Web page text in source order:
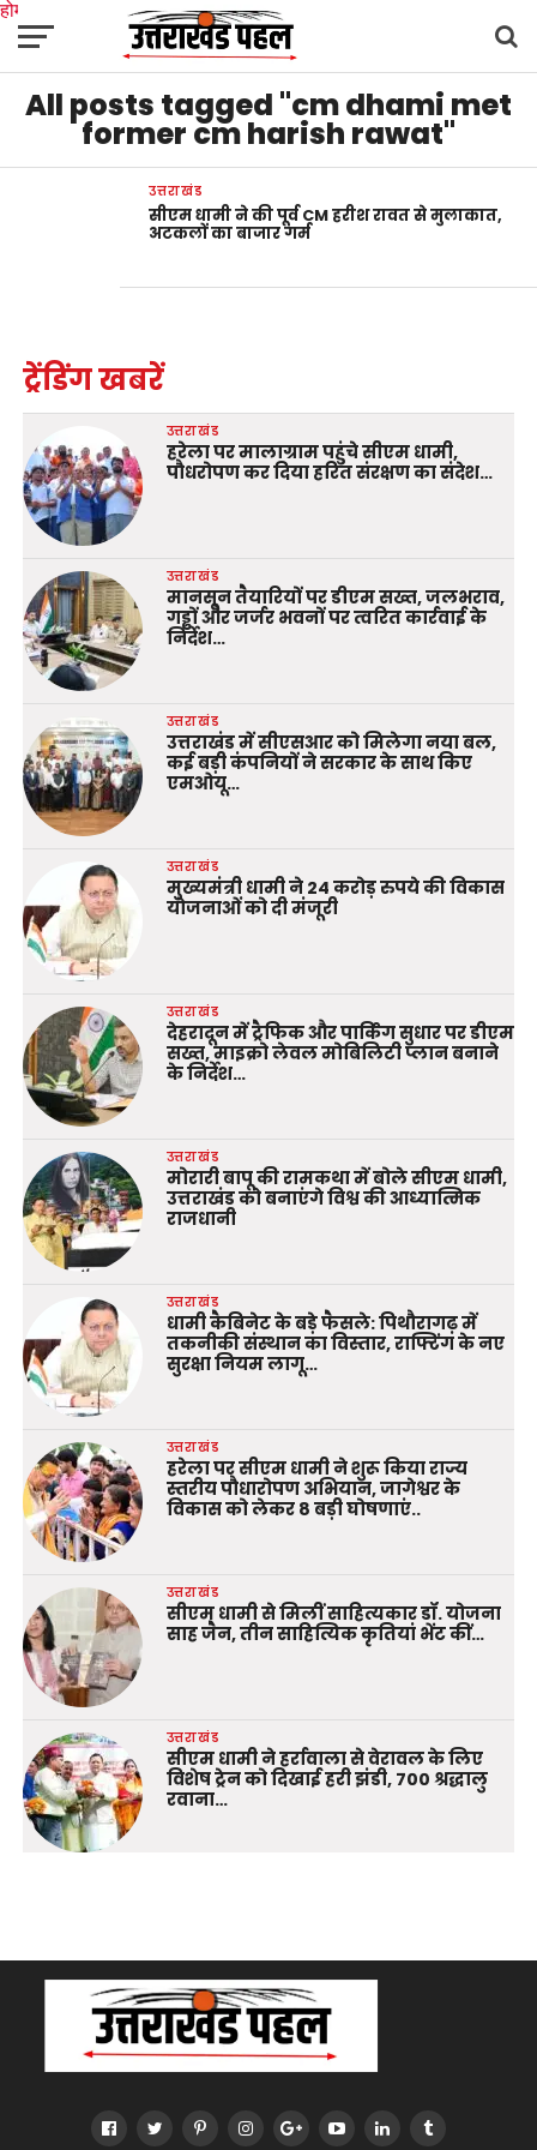
होम
उत्तराखंडअल्मोड़ाउत्तरकाशीउधम सिंह नगरचंपावतचमोलीटिहरी गढ़वाल
देहरादूननैनीतालपिथौरागढ़पौड़ी गढ़वालबागेश्वररुद्रप्रयागहरिद्वार देशदुनिया
मनोरंजन
All posts tagged "cm dhami met
former cm harish rawat"
उत्तराखंड
सीएम धामी ने की पूर्व CM हरीश रावत से मुलाकात,
अटकलों का बाजार गर्म
ट्रेंडिंग खबरें
उत्तराखंड
हरेला पर मालाग्राम पहुंचे सीएम धामी,
पौधरोपण कर दिया हरित संरक्षण का संदेश…
उत्तराखंड
मानसून तैयारियों पर डीएम सख्त, जलभराव,
गड्ढों और जर्जर भवनों पर त्वरित कार्रवाई के
निर्देश…
उत्तराखंड
उत्तराखंड में सीएसआर को मिलेगा नया बल,
कई बड़ी कंपनियों ने सरकार के साथ किए
एमओयू…
उत्तराखंड
मुख्यमंत्री धामी ने 24 करोड़ रुपये की विकास
योजनाओं को दी मंजूरी
उत्तराखंड
देहरादून में ट्रैफिक और पार्किंग सुधार पर डीएम
सख्त, माइक्रो लेवल मोबिलिटी प्लान बनाने
के निर्देश…
उत्तराखंड
मोरारी बापू की रामकथा में बोले सीएम धामी,
उत्तराखंड को बनाएंगे विश्व की आध्यात्मिक
राजधानी
उत्तराखंड
धामी कैबिनेट के बड़े फैसले: पिथौरागढ़ में
तकनीकी संस्थान का विस्तार, राफ्टिंग के नए
सुरक्षा नियम लागू…
उत्तराखंड
हरेला पर सीएम धामी ने शुरू किया राज्य
स्तरीय पौधारोपण अभियान, जागेश्वर के
विकास को लेकर 8 बड़ी घोषणाएं..
उत्तराखंड
सीएम धामी से मिलीं साहित्यकार डॉ. योजना
साह जैन, तीन साहित्यिक कृतियां भेंट कीं…
उत्तराखंड
सीएम धामी ने हर्रावाला से वेरावल के लिए
विशेष ट्रेन को दिखाई हरी झंडी, 700 श्रद्धालु
रवाना…